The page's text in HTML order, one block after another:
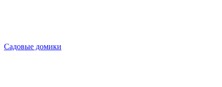
Садовые домики